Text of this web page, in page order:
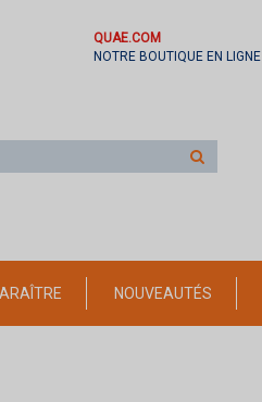
QUAE.COM
NOTRE BOUTIQUE EN LIGNE
sur
NOUVEAUTÉS